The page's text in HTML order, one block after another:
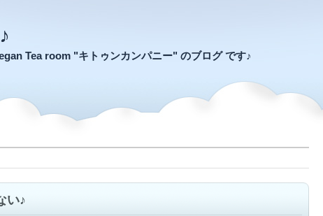
Tea room "キトゥンカンパニー" のブログ です♪
い♪